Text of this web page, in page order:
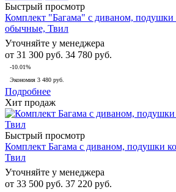
Быстрый просмотр
Комплект "Багама" с диваном, подушки
обычные, Твил
Уточняйте у менеджера
от 31 300 руб. 34 780 руб.
-10.01%
Экономия 3 480 руб.
Подробнее
Хит продаж
Быстрый просмотр
Комплект Багама с диваном, подушки
Твил
Уточняйте у менеджера
от 33 500 руб. 37 220 руб.